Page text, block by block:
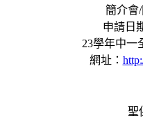
簡介會/
申請日
23學年中一
網址：
聖